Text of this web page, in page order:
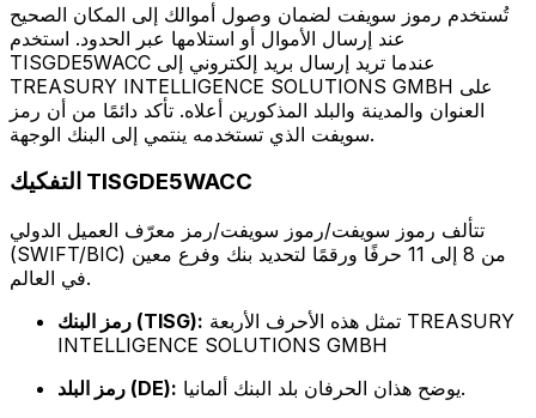
تُستخدم رموز سويفت لضمان وصول أموالك إلى المكان الصحيح
عند إرسال الأموال أو استلامها عبر الحدود. استخدم
TISGDE5WACC عندما تريد إرسال بريد إلكتروني إلى
TREASURY INTELLIGENCE SOLUTIONS GMBH على
العنوان والمدينة والبلد المذكورين أعلاه. تأكد دائمًا من أن رمز
سويفت الذي تستخدمه ينتمي إلى البنك الوجهة.
التفكيك TISGDE5WACC
تتألف رموز سويفت/رموز سويفت/رمز معرّف العميل الدولي
(SWIFT/BIC) من 8 إلى 11 حرفًا ورقمًا لتحديد بنك وفرع معين
في العالم.
رمز البنك (TISG):
INTELLIGENCE SOLUTIONS GMBH
رمز البلد (DE):
يوضح هذان الحرفان بلد البنك ألمانيا.